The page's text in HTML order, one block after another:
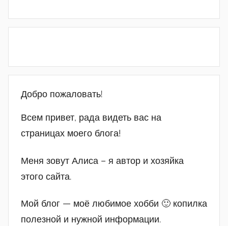
Добро пожаловать!
Всем привет, рада видеть вас на
страницах моего блога!
Меня зовут Алиса – я автор и хозяйка
этого сайта.
Мой блог — моё любимое хобби 🙂 копилка
полезной и нужной информации.